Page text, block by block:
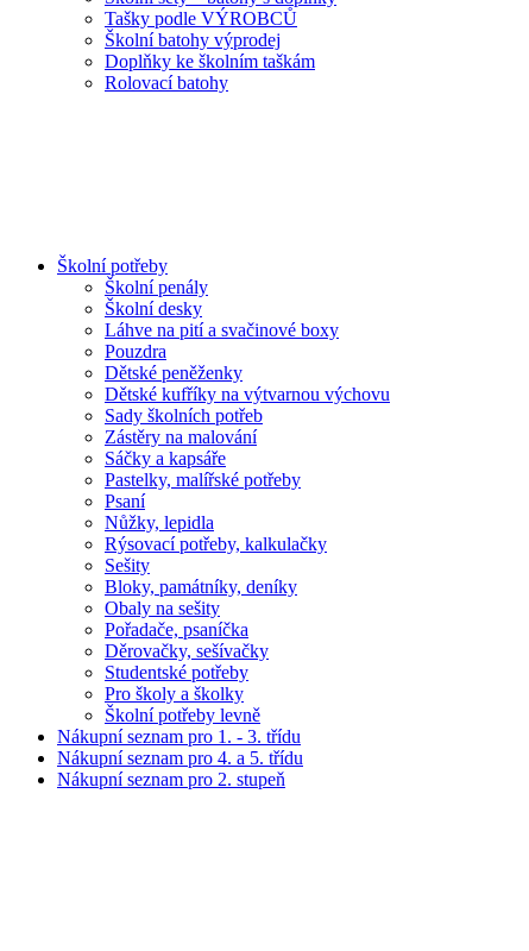
Tašky podle VÝROBCŮ
Školní batohy výprodej
Doplňky ke školním taškám
Rolovací batohy
Školní potřeby
Školní penály
Školní desky
Láhve na pití a svačinové boxy
Pouzdra
Dětské peněženky
Dětské kufříky na výtvarnou výchovu
Sady školních potřeb
Zástěry na malování
Sáčky a kapsáře
Pastelky, malířské potřeby
Psaní
Nůžky, lepidla
Rýsovací potřeby, kalkulačky
Sešity
Bloky, památníky, deníky
Obaly na sešity
Pořadače, psaníčka
Děrovačky, sešívačky
Studentské potřeby
Pro školy a školky
Školní potřeby levně
Nákupní seznam pro 1. - 3. třídu
Nákupní seznam pro 4. a 5. třídu
Nákupní seznam pro 2. stupeň